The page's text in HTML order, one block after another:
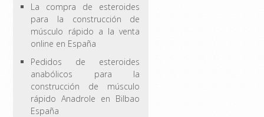
La compra de esteroides
para la construcción de
músculo rápido a la venta
online en España
Pedidos de esteroides
anabólicos para la
construcción de músculo
rápido Anadrole en Bilbao
España